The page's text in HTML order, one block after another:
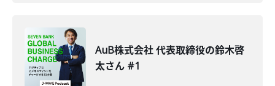
AuB株式会社 代表取締役の鈴木啓
太さん #1